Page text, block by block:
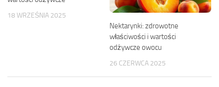
18 WRZEŚNIA 2025
Nektarynki: zdrowotne
właściwości i wartości
odżywcze owocu
26 CZERWCA 2025